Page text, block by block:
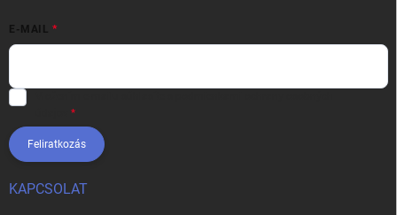
E-MAIL
Feliratkozás
KAPCSOLAT